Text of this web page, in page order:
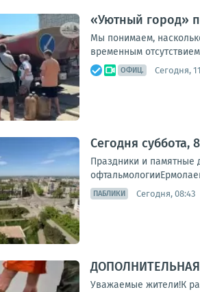
«Уютный город»
Мы понимаем,
временным
ОФИЦ. Сегодня,
Сегодня суббота,
Праздники и памятные
ПАБЛИКИ Сегодня, 08:43
Уважаемые жители!К